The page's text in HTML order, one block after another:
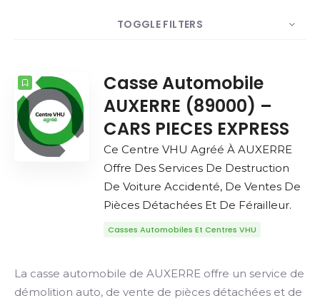
TOGGLE FILTERS
COUNT
Casse Automobile
AUXERRE (89000) –
CARS PIECES EXPRESS
Ce Centre VHU Agréé À AUXERRE
Offre Des Services De Destruction
De Voiture Accidenté, De Ventes De
Pièces Détachées Et De Férailleur.
Casses Automobiles Et Centres VHU
La casse automobile de AUXERRE offre un service de
démolition auto, de vente de pièces détachées et de